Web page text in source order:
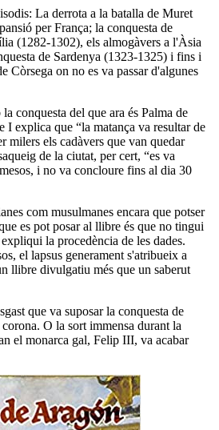
La derrota a la batalla de Muret
per França; la conquesta de
(1282-1302), els almogàvers a l'Àsia
de Sardenya (1323-1325) i fins i
Còrsega on no es va passar d'algunes
conquesta del que ara és Palma de
I explica que “la matança va resultar de
milers els cadàvers que van quedar
de la ciutat, per cert, “es va
i no va concloure fins al dia 30
com musulmanes encara que potser
es pot posar al llibre és que no tingui
la procedència de les dades.
el lapsus generament s'atribueix a
llibre divulgatiu més que un saberut
que va suposar la conquesta de
O la sort immensa durant la
el monarca gal, Felip III, va acabar